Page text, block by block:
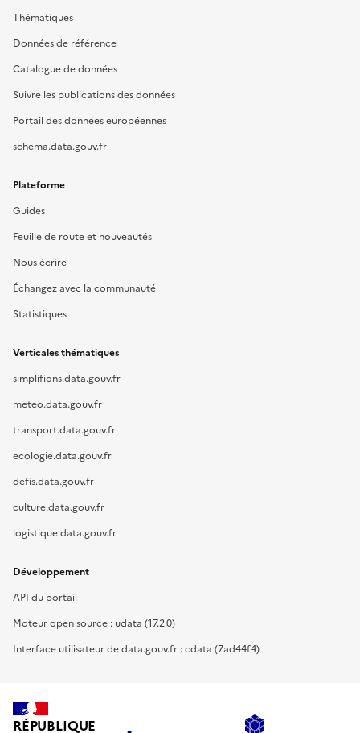
Thématiques
Données de référence
Catalogue de données
Suivre les publications des données
Portail des données européennes
schema.data.gouv.fr
Plateforme
Guides
Feuille de route et nouveautés
Nous écrire
Échangez avec la communauté
Statistiques
Verticales thématiques
simplifions.data.gouv.fr
meteo.data.gouv.fr
transport.data.gouv.fr
ecologie.data.gouv.fr
defis.data.gouv.fr
culture.data.gouv.fr
logistique.data.gouv.fr
Développement
API du portail
Moteur open source : udata (17.2.0)
Interface utilisateur de data.gouv.fr : cdata (7ad44f4)
RÉPUBLIQUE